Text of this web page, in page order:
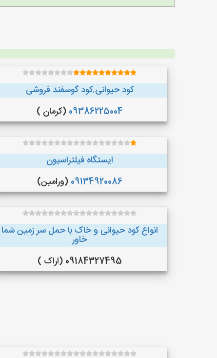
کود حیوانی.کود گوسفند فروشی
09386225004 (کرمان )
ایستگاه فیلتراسیون
09134920086 (ورامین)
انواع کود حیوانی و خاک با حمل سر زمین شما
خاور
09184327495 (اراک )